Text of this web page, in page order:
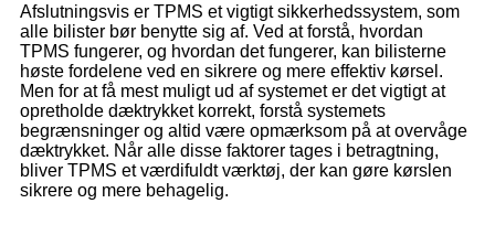
Afslutningsvis er TPMS et vigtigt sikkerhedssystem, som
alle bilister bør benytte sig af. Ved at forstå, hvordan
TPMS fungerer, og hvordan det fungerer, kan bilisterne
høste fordelene ved en sikrere og mere effektiv kørsel.
Men for at få mest muligt ud af systemet er det vigtigt at
opretholde dæktrykket korrekt, forstå systemets
begrænsninger og altid være opmærksom på at overvåge
dæktrykket. Når alle disse faktorer tages i betragtning,
bliver TPMS et værdifuldt værktøj, der kan gøre kørslen
sikrere og mere behagelig.